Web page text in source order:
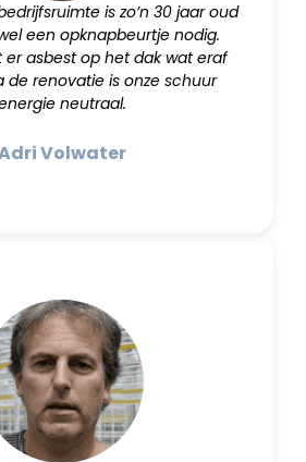
is zo’n 30 jaar oud
een opknapbeurtje nodig.
er asbest op het dak wat eraf
de renovatie is onze schuur
neutraal.
Volwater